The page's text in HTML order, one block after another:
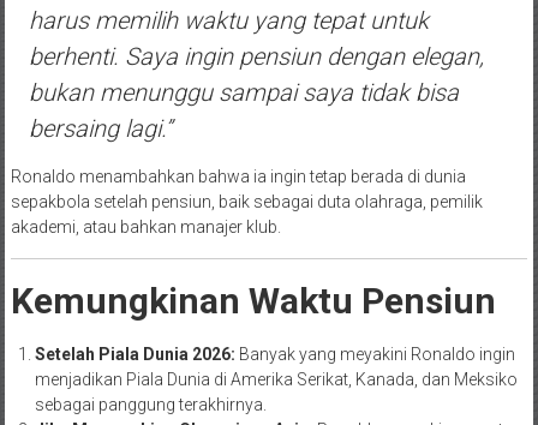
harus memilih waktu yang tepat untuk
berhenti. Saya ingin pensiun dengan elegan,
bukan menunggu sampai saya tidak bisa
bersaing lagi.”
Ronaldo menambahkan bahwa ia ingin tetap berada di dunia
sepakbola setelah pensiun, baik sebagai duta olahraga, pemilik
akademi, atau bahkan manajer klub.
Kemungkinan Waktu Pensiun
Setelah Piala Dunia 2026: Banyak yang meyakini Ronaldo ingin
menjadikan Piala Dunia di Amerika Serikat, Kanada, dan Meksiko
sebagai panggung terakhirnya.